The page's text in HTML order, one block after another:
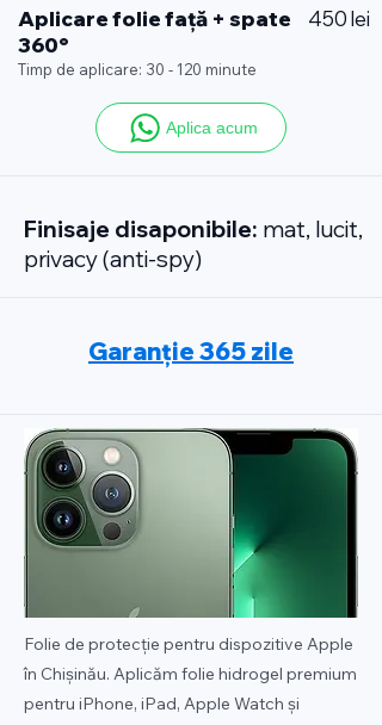
Aplicare folie față + spate
360°
450 lei
Timp de aplicare: 30 - 120 minute
Aplica acum
Finisaje disaponibile: mat, lucit,
privacy (anti-spy)
Garanție 365 zile
Folie de protecție pentru dispozitive Apple
în Chișinău. Aplicăm folie hidrogel premium
pentru iPhone, iPad, Apple Watch și